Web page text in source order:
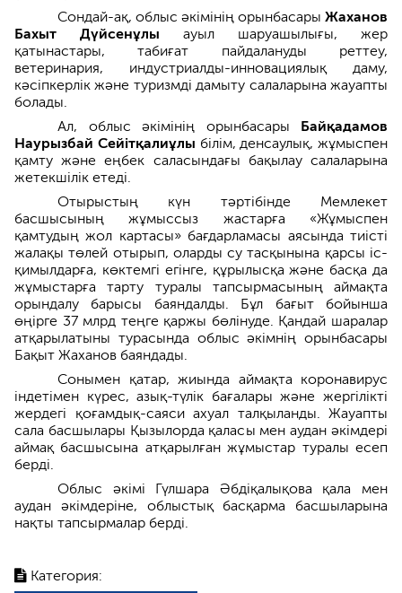
Категория:
Сондай-ақ, облыс әкімінің орынбасары Жаханов
Бахыт Дүйсенұлы ауыл шаруашылығы, жер
қатынастары, табиғат пайдалануды реттеу,
ветеринария, индустриалды-инновациялық даму,
кәсіпкерлік және туризмді дамыту салаларына жауапты
болады.
Ал, облыс әкімінің орынбасары Байқадамов
Наурызбай Сейітқалиұлы білім, денсаулық, жұмыспен
қамту және еңбек саласындағы бақылау салаларына
жетекшілік етеді.
Отырыстың күн тәртібінде Мемлекет
басшысының жұмыссыз жастарға «Жұмыспен
қамтудың жол картасы» бағдарламасы аясында тиісті
жалақы төлей отырып, оларды су тасқынына қарсы іс-
қимылдарға, көктемгі егінге, құрылысқа және басқа да
жұмыстарға тарту туралы тапсырмасының аймақта
орындалу барысы баяндалды. Бұл бағыт бойынша
өңірге 37 млрд теңге қаржы бөлінуде. Қандай шаралар
атқарылатыны турасында облыс әкімнің орынбасары
Бақыт Жаханов баяндады.
Сонымен қатар, жиында аймақта коронавирус
індетімен күрес, азық-түлік бағалары және жергілікті
жердегі қоғамдық-саяси ахуал талқыланды. Жауапты
сала басшылары Қызылорда қаласы мен аудан әкімдері
аймақ басшысына атқарылған жұмыстар туралы есеп
берді.
Облыс әкімі Гүлшара Әбдіқалықова қала мен
аудан әкімдеріне, облыстық басқарма басшыларына
нақты тапсырмалар берді.